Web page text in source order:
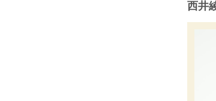
西井